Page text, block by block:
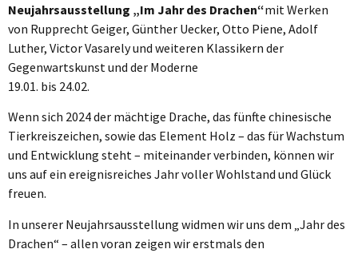
Neujahrsausstellung „Im Jahr des Drachen“mit Werken
von Rupprecht Geiger, Günther Uecker, Otto Piene, Adolf
Luther, Victor Vasarely und weiteren Klassikern der
Gegenwartskunst und der Moderne
19.01. bis 24.02.
Wenn sich 2024 der mächtige Drache, das fünfte chinesische
Tierkreiszeichen, sowie das Element Holz – das für Wachstum
und Entwicklung steht – miteinander verbinden, können wir
uns auf ein ereignisreiches Jahr voller Wohlstand und Glück
freuen.
In unserer Neujahrsausstellung widmen wir uns dem „Jahr des
Drachen“ – allen voran zeigen wir erstmals den